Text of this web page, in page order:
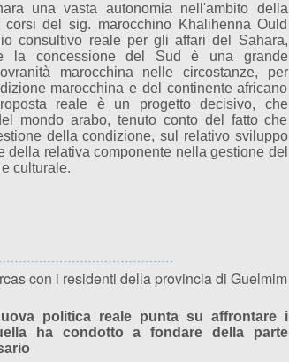
una vasta autonomia nell'ambito della
del sig. marocchino Khalihenna Ould
consultivo reale per gli affari del Sahara,
la concessione del Sud è una grande
marocchina nelle circostanze, per
marocchina e del continente africano
reale è un progetto decisivo, che
mondo arabo, tenuto conto del fatto che
della condizione, sul relativo sviluppo
della relativa componente nella gestione del
culturale.
con i residenti della provincia di Guelmim
politica reale punta su affrontare i
ha condotto a fondare della parte